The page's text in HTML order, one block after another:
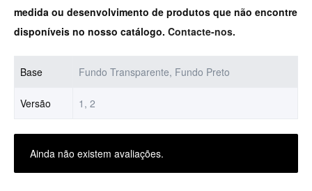
medida ou desenvolvimento de produtos que não encontre
disponíveis no nosso catálogo. Contacte-nos.
Base Fundo Transparente, Fundo Preto
Versão 1, 2
Ainda não existem avaliações.